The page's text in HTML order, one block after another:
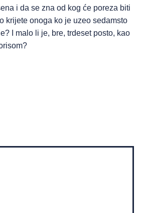
i da se zna od kog će poreza biti
krijete onoga ko je uzeo sedamsto
I malo li je, bre, trdeset posto, kao